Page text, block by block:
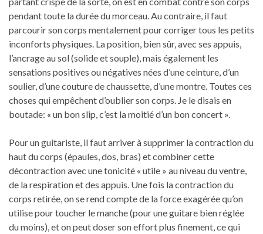
pendant toute la durée du morceau. Au contraire, il faut
parcourir son corps mentalement pour corriger tous les petits
inconforts physiques. La position, bien sûr, avec ses appuis,
l’ancrage au sol (solide et souple), mais également les
sensations positives ou négatives nées d’une ceinture, d’un
soulier, d’une couture de chaussette, d’une montre. Toutes ces
choses qui empêchent d’oublier son corps. Je le disais en
boutade: « un bon slip, c’est la moitié d’un bon concert ».
Pour un guitariste, il faut arriver à supprimer la contraction du
haut du corps (épaules, dos, bras) et combiner cette
décontraction avec une tonicité « utile » au niveau du ventre,
de la respiration et des appuis. Une fois la contraction du
corps retirée, on se rend compte de la force exagérée qu’on
utilise pour toucher le manche (pour une guitare bien réglée
du moins), et on peut doser son effort plus finement, ce qui